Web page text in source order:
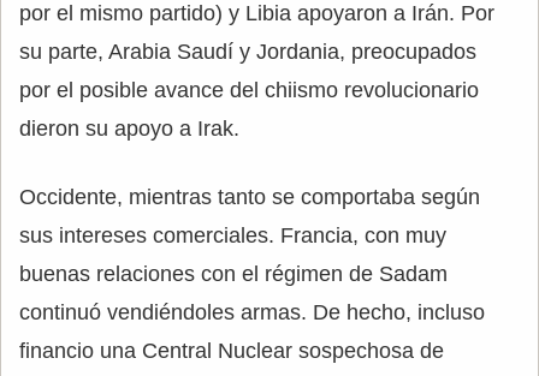
por el mismo partido) y Libia apoyaron a Irán. Por
su parte, Arabia Saudí y Jordania, preocupados
por el posible avance del chiismo revolucionario
dieron su apoyo a Irak.
Occidente, mientras tanto se comportaba según
sus intereses comerciales. Francia, con muy
buenas relaciones con el régimen de Sadam
continuó vendiéndoles armas. De hecho, incluso
financio una Central Nuclear sospechosa de